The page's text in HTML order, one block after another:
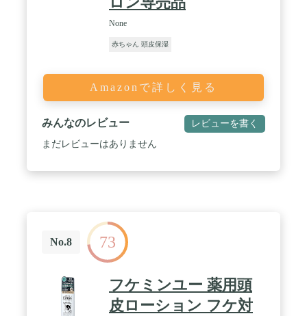
のがほしい。赤ちゃんのスキンケアは無添加で信頼
できるものを使いたい。
None
赤ちゃん 頭皮保湿
Amazonで詳しく見る
みんなのレビュー レビューを書く
まだレビューはありません
No.8 73
フケミンユー 薬用頭
皮ローション フケ対